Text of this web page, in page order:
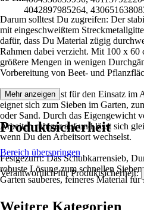
4042897985264,
Darum solltest Du zugreifen: Der
mit eingeschweißtem
dafür, dass Du Material zügig
Rahmen dabei verzieht. Mit 100 x 60
größere Mengen in wenigen
Vorbereitung von Beet- und
Das Metallsieb ist für den Einsatz im
eignet sich zum Sieben im Garten,
oder Sand. Durch das Eigengewicht
Arbeiten ruhiger auf und lässt sich
wenn Du den Arbeitsort wechselst.
Festgezurrt: Das Schubkarrensieb,
robuste Lösung zum schnellen
Garten sauberes, feineres Material
Mehr anzeigen
Produktsicherheit
Bereich überspringen
Verantwortlich für Produktsicherheit:
Weitere Kategorien